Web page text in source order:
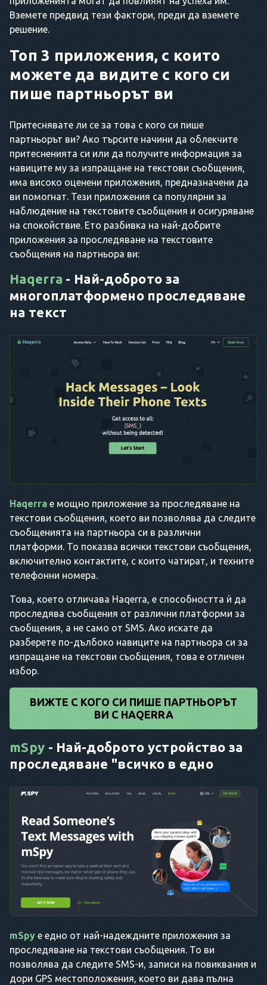
Вземете предвид тези фактори, преди да вземете
решение.
Топ 3 приложения, с които
можете да видите с кого си
пише партньорът ви
Притеснявате ли се за това с кого си пише
партньорът ви? Ако търсите начини да облекчите
притесненията си или да получите информация за
навиците му за изпращане на текстови съобщения,
има високо оценени приложения, предназначени да
ви помогнат. Тези приложения са популярни за
наблюдение на текстовите съобщения и осигуряване
на спокойствие. Ето разбивка на най-добрите
приложения за проследяване на текстовите
съобщения на партньора ви:
Haqerra - Най-доброто за
многоплатформено проследяване
на текст
Haqerra е мощно приложение за проследяване на
текстови съобщения, което ви позволява да следите
съобщенията на партньора си в различни
платформи. То показва всички текстови съобщения,
включително контактите, с които чатират, и техните
телефонни номера.
Това, което отличава Haqerra, е способността ѝ да
проследява съобщения от различни платформи за
съобщения, а не само от SMS. Ако искате да
разберете по-дълбоко навиците на партньора си за
изпращане на текстови съобщения, това е отличен
избор.
ВИЖТЕ С КОГО СИ ПИШЕ ПАРТНЬОРЪТ
ВИ С HAQERRA
mSpy - Най-доброто устройство за
проследяване "всичко в едно
mSpy е едно от най-надеждните приложения за
проследяване на текстови съобщения. То ви
позволява да следите SMS-и, записи на повиквания и
дори GPS местоположения, което ви дава пълна